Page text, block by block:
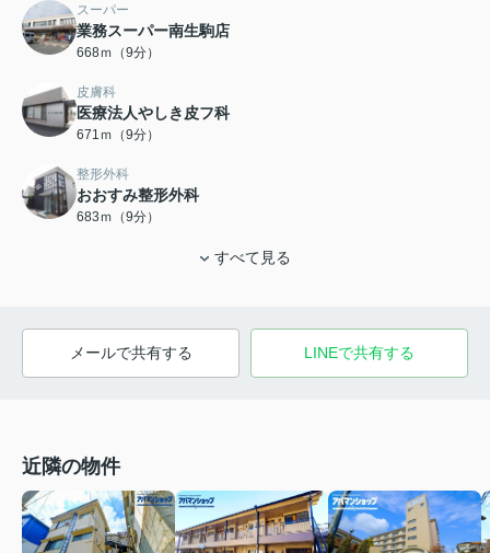
スーパー
業務スーパー南生駒店
668ｍ（9分）
皮膚科
医療法人やしき皮フ科
671ｍ（9分）
整形外科
おおすみ整形外科
683ｍ（9分）
すべて見る
メールで共有する LINEで共有する
近隣の物件